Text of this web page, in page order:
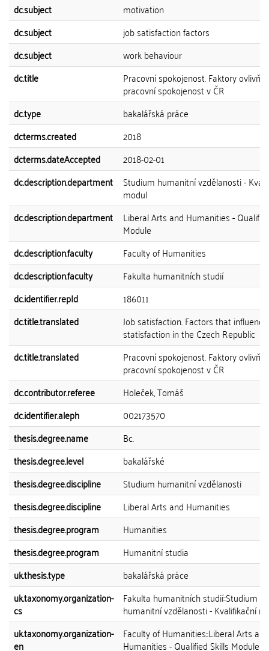
dc.subject
motivation
dc.subject
job satisfaction factors
dc.subject
work behaviour
dc.title
Pracovní spokojenost. Faktory
pracovní spokojenost v ČR
dc.type
bakalářská práce
dcterms.created
2018
dcterms.dateAccepted
2018-02-01
dc.description.department
Studium humanitní vzdělanosti -
modul
dc.description.department
Liberal Arts and Humanities -
Module
dc.description.faculty
Faculty of Humanities
dc.description.faculty
Fakulta humanitních studií
dc.identifier.repId
186011
dc.title.translated
Job satisfaction. Factors that
statisfaction in the Czech Republic
dc.title.translated
Pracovní spokojenost. Faktory
pracovní spokojenost v ČR
dc.contributor.referee
Holeček, Tomáš
dc.identifier.aleph
002173570
thesis.degree.name
Bc.
thesis.degree.level
bakalářské
thesis.degree.discipline
Studium humanitní vzdělanosti
thesis.degree.discipline
Liberal Arts and Humanities
thesis.degree.program
Humanities
thesis.degree.program
Humanitní studia
uk.thesis.type
bakalářská práce
uk.taxonomy.organization-
cs
Fakulta humanitních studií::Studium
humanitní vzdělanosti - Kvalifikační
uk.taxonomy.organization-
en
Faculty of Humanities::Liberal Arts and
Humanities - Qualified Skills Module